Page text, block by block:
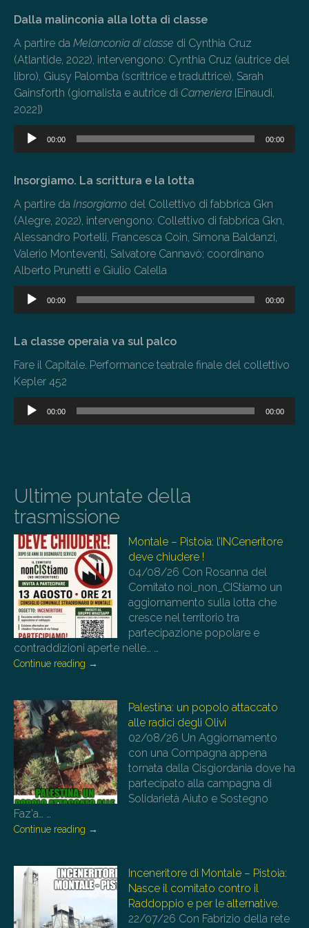
Dalla malinconia alla lotta di classe
A partire da Melanconia di classe di Cynthia Cruz
(Atlantide, 2022), intervengono: Cynthia Cruz (autrice del
libro), Giusy Palomba (scrittrice e traduttrice), Sarah
Gainsforth (giornalista e autrice di Cameriera [Einaudi,
2022])
Audio
00:00 00:00
Insorgiamo. La scrittura e la lotta
A partire da Insorgiamo del Collettivo di fabbrica Gkn
(Alegre, 2022), intervengono: Collettivo di fabbrica Gkn,
Alessandro Portelli, Francesca Coin, Simona Baldanzi,
Valerio Monteventi, Salvatore Cannavò; coordinano
Alberto Prunetti e Giulio Calella
Audio
00:00 00:00
La classe operaia va sul palco
Fare il Capitale. Performance teatrale finale del collettivo
Kepler 452
Audio
00:00 00:00
Ultime puntate della
trasmissione
Montale – Pistoia: l’INCeneritore
deve chiudere !
04/08/26 Con Rosanna del
Comitato noi_non_CIStiamo un
aggiornamento sulla lotta che
cresce nel territorio tra
partecipazione popolare e
contraddizioni aperte nelle… …
Continue reading →
Palestina: un popolo attaccato
alle radici degli Olivi
02/08/26 Un Aggiornamento
con una Compagna appena
tornata dalla Cisgiordania dove ha
partecipato alla campagna di
Solidarietà Aiuto e Sostegno
Faz'a… …
Continue reading →
Inceneritore di Montale – Pistoia:
Nasce il comitato contro il
Raddoppio e per le alternative.
22/07/26 Con Fabrizio della rete